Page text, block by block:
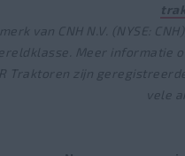
merk van CNH N.V. (NYSE:
Meer informatie
Traktoren zijn
vele